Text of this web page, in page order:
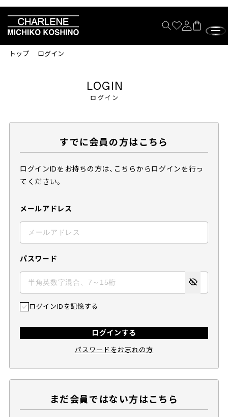
トップ ログイン
ログイン
LOGIN
すでに会員の方はこちら
ログインIDをお持ちの方は、こちらからログインを行っ
てください。
メールアドレス
パスワード
ログインIDを記憶する
ログインする
パスワードをお忘れの方
まだ会員ではない方はこちら